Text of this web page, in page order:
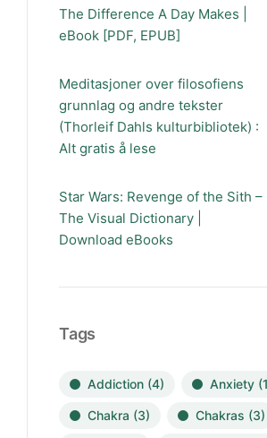
The Difference A Day Makes |
eBook [PDF, EPUB]
Meditasjoner over filosofiens
grunnlag og andre tekster
(Thorleif Dahls kulturbibliotek) :
Alt gratis å lese
Star Wars: Revenge of the Sith –
The Visual Dictionary |
Download eBooks
Tags
Addiction (4) Anxiety
Chakra (3) Chakras (3)